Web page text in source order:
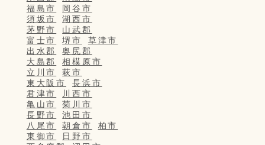
福島市
岡谷市
須坂市
湖西市
茅野市
山武郡
富士市
堺市
草津市
出水郡
奥尻郡
大島郡
相模原市
立川市
萩市
東大阪市
長浜市
君津市
川西市
亀山市
菊川市
長野市
池田市
八尾市
朝倉市
柏市
東御市
日野市